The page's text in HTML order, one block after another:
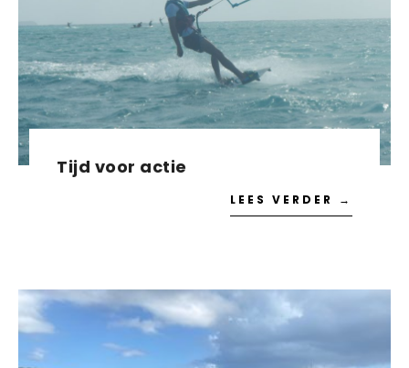
Tijd voor actie
LEES VERDER →